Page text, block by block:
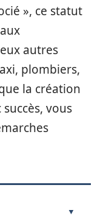
», ce statut
autres
plombiers,
la création
succès, vous